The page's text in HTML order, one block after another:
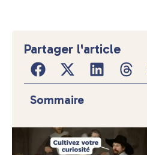
Partager l'article
Sommaire